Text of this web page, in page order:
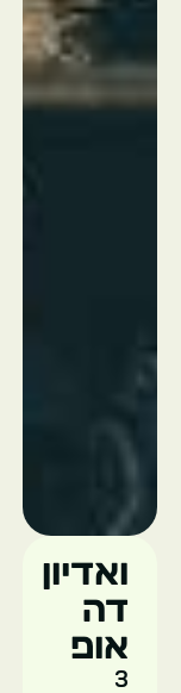
ואדיון
דה
אופ
3